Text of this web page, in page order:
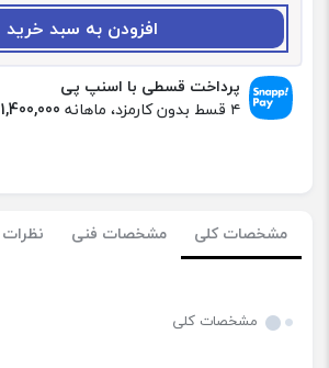
:
پ
ا
و
ر
و
افزودن به سبد خرید
پرداخت قسطی با اسنپ پی
۴ قسط بدون کارمزد، ماهانه
1,400,000
مشخصات کلی مشخصات فنی نظرات
مشخصات کلی